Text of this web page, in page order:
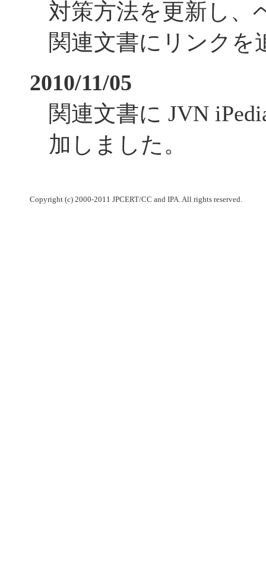
対策方法を更新し、
関連文書にリンクを
2010/11/05
関連文書に JVN
加しました。
Copyright (c) 2000-2011 JPCERT/CC and IPA. All rights reserved.